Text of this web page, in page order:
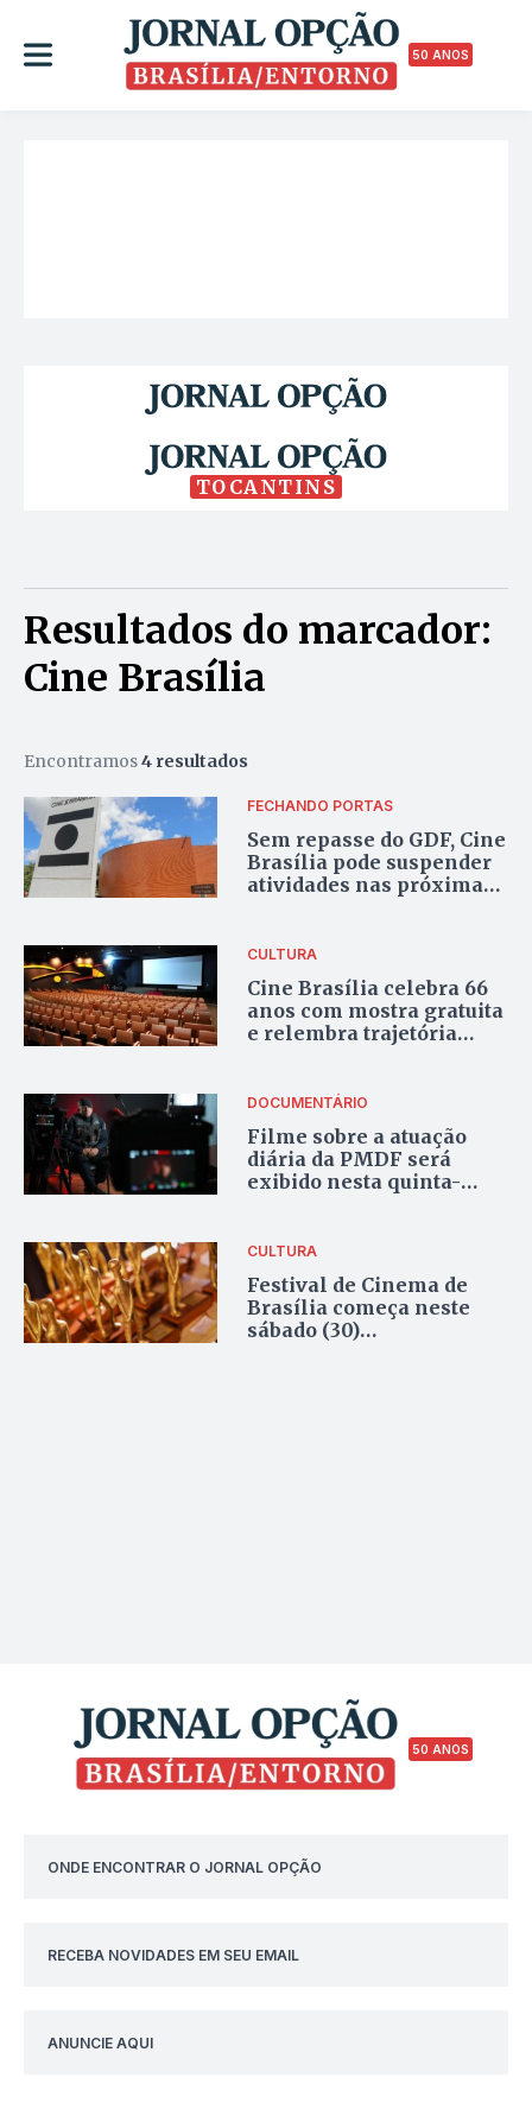
50 ANOS
TOCANTINS
Resultados do marcador:
Cine Brasília
Encontramos4 resultados
FECHANDO PORTAS
Sem repasse do GDF, Cine
Brasília pode suspender
atividades nas próximas
CULTURA
Cine Brasília celebra 66
anos com mostra gratuita
e relembra trajetória
DOCUMENTÁRIO
Filme sobre a atuação
diária da PMDF será
exibido nesta quinta-
CULTURA
Festival de Cinema de
Brasília começa neste
sábado (30)
50 ANOS
ONDE ENCONTRAR O JORNAL OPÇÃO
RECEBA NOVIDADES EM SEU EMAIL
ANUNCIE AQUI